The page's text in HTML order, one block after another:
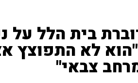
בית הלל על
לא התפוצץ
צבאי"